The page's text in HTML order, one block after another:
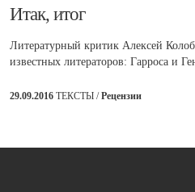
​Итак, итог
Литературный критик Алексей
известных литераторов: Гарроса и
29.09.2016 ТЕКСТЫ /Рецензии